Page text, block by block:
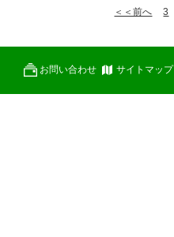
＜＜前へ 3
お問い合わせ サイトマップ